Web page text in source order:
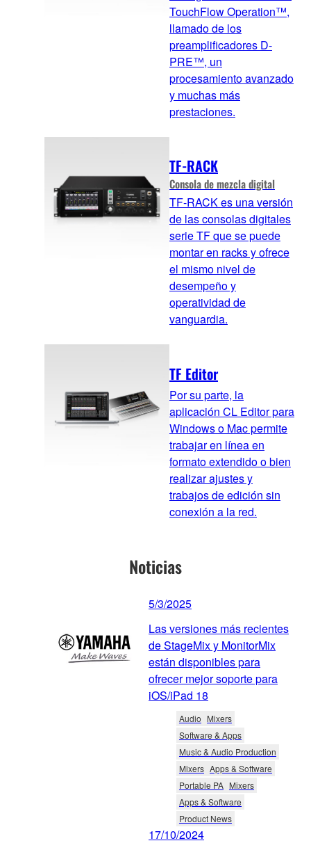
TouchFlow Operation™,
llamado de los
preamplificadores D-
PRE™, un
procesamiento avanzado
y muchas más
prestaciones.
TF-RACK
Consola de mezcla digital
TF-RACK es una versión
de las consolas digitales
serie TF que se puede
montar en racks y ofrece
el mismo nivel de
desempeño y
operatividad de
vanguardia.
TF Editor
Por su parte, la
aplicación CL Editor para
Windows o Mac permite
trabajar en línea en
formato extendido o bien
realizar ajustes y
trabajos de edición sin
conexión a la red.
Noticias
5/3/2025
Las versiones más recientes
de StageMix y MonitorMix
están disponibles para
ofrecer mejor soporte para
iOS/iPad 18
Audio Mixers
Software & Apps
Music & Audio Production
Mixers Apps & Software
Portable PA Mixers
Apps & Software
Product News
17/10/2024